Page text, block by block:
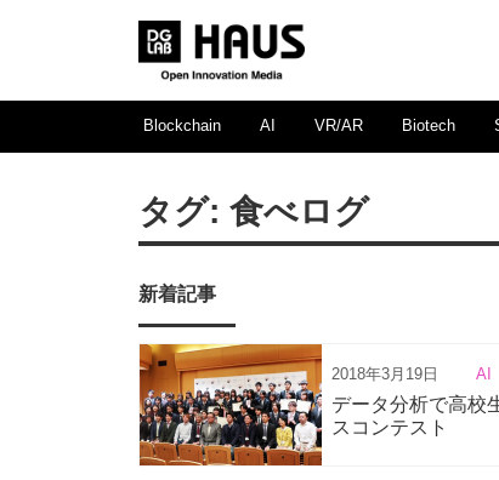
Blockchain AI VR/AR Biotech
タグ: 食べログ
新着記事
2018年3月19日 AI
データ分析で高校
スコンテスト